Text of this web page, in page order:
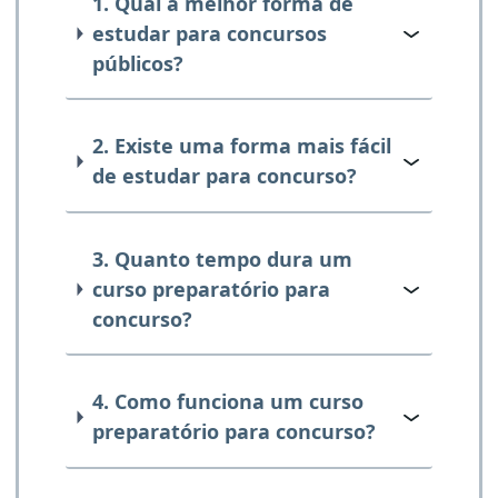
estudar para concursos
públicos?
2. Existe uma forma mais fácil
de estudar para concurso?
3. Quanto tempo dura um
curso preparatório para
concurso?
4. Como funciona um curso
preparatório para concurso?